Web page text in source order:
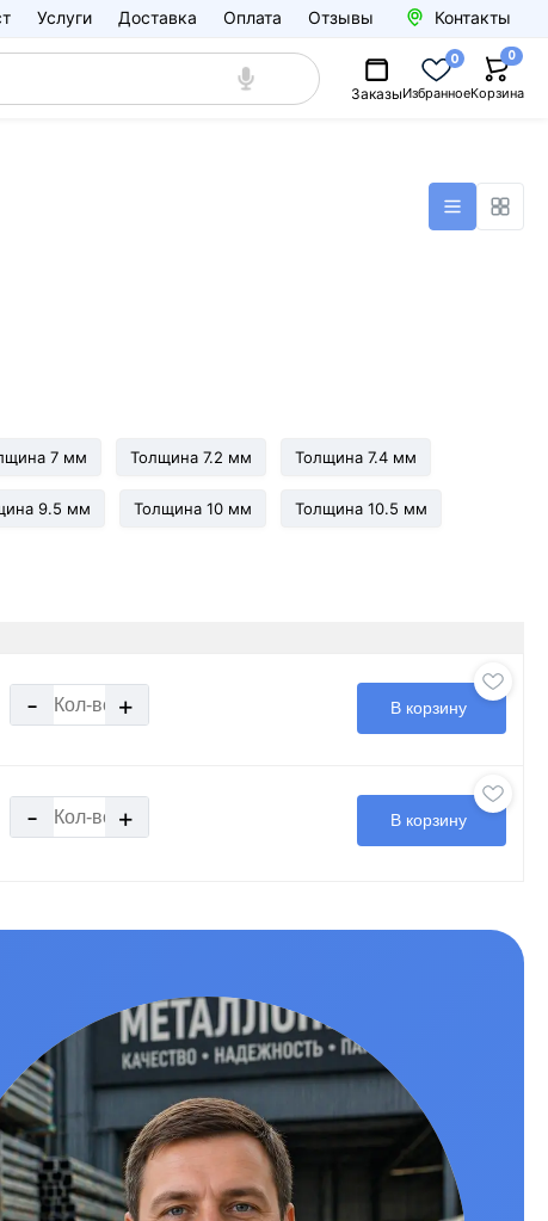
Услуги Доставка Оплата Отзывы Контакты
ЗаказыИзбранное
0
Корзина
0
7 мм Толщина 7.2 мм Толщина 7.4 мм
9.5 мм Толщина 10 мм Толщина 10.5 мм
- + В корзину
- + В корзину